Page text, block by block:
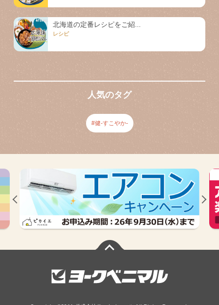
北海道の定番レシピをご紹...
レシピ
人気のタグ
健-すこやか-